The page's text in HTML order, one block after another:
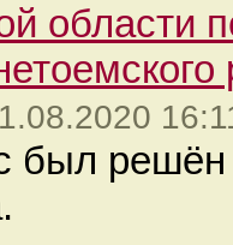
области
решён